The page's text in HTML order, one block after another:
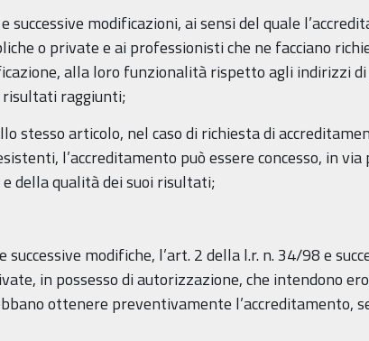
successive modificazioni, ai sensi del quale
o private e ai professionisti che ne facciano
alla loro funzionalità rispetto agli indirizzi
raggiunti;
stesso articolo, nel caso di richiesta di
l’accreditamento può essere concesso, in
della qualità dei suoi risultati;
modifiche, l’art. 2 della l.r. n. 34/98 e
in possesso di autorizzazione, che intendono
ottenere preventivamente l’accreditamento,